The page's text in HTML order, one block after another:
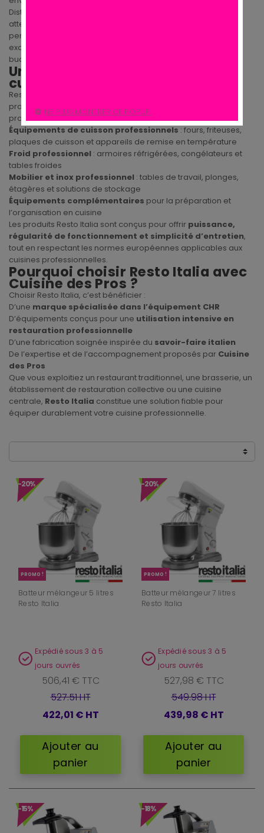
Distribuée par
attentes des restaurateurs recherchant des équipements
performants, fonctionnels et durables, tout en conservant un
excellent équilibre entre qualité, performance et maîtrise du
budget.
Une gamme pensée pour les
cuisines professionnelles
Resto Italia propose une sélection complète de matériels
professionnels couvrant les besoins essentiels des cuisines
professionnelles :
Équipements de cuisson professionnels : fours, friteuses,
plaques de cuisson et appareils de remise en température
Froid professionnel : armoires réfrigérées, congélateurs et
tables froides
Mobilier et inox professionnel : tables de travail, plonges,
étagères et solutions de stockage
Équipements complémentaires pour la préparation et
l’organisation en cuisine
Les produits Resto Italia sont conçus pour offrir puissance,
régularité de fonctionnement et simplicité d’entretien,
tout en respectant les normes européennes applicables aux
cuisines professionnelles.
Pourquoi choisir Resto Italia avec
Cuisine des Pros ?
Choisir Resto Italia, c’est bénéficier :
D’une marque spécialisée dans l’équipement CHR
D’équipements conçus pour une utilisation intensive en
restauration professionnelle
D’une fabrication soignée inspirée du savoir-faire italien
De l’expertise et de l’accompagnement proposés par Cuisine
des Pros
Que vous exploitiez un restaurant traditionnel, une brasserie, un
établissement de restauration collective ou une cuisine
centrale, Resto Italia constitue une solution fiable pour
équiper durablement votre cuisine professionnelle.
-20%
PROMO !
Batteur mélangeur 5 litres
Resto Italia
Expédié sous 3 à 5
jours ouvrés
506,41 € TTC
527.51 HT
422,01 € HT
Ajouter au
panier
-20%
PROMO !
Batteur mélangeur 7 litres
Resto Italia
Expédié sous 3 à 5
jours ouvrés
527,98 € TTC
549.98 HT
439,98 € HT
Ajouter au
panier
-15% -18%
NE PLUS MONTRER CE POPUP.